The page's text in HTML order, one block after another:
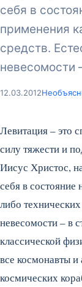
себя в
применения
средств.
невесомости
12.03.2012
Левитация – это
силу тяжести и
Иисус Христос,
себя в состояние
либо
невесомости – в
классической
все космонавты
космических